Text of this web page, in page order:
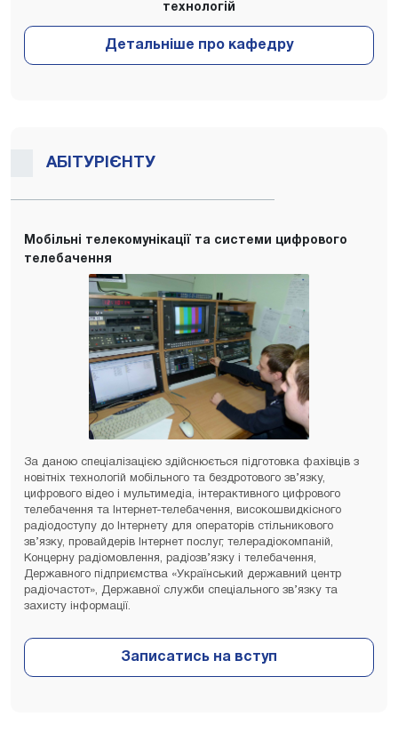
технологій
АБІТУРІЄНТУ
Мобільні телекомунікації та системи цифрового
телебачення
За даною спеціалізацією здійснюється підготовка фахівців з
новітніх технологій мобільного та бездротового зв’язку,
цифрового відео і мультимедіа, інтерактивного цифрового
телебачення та Інтернет-телебачення, високошвидкісного
радіодоступу до Інтернету для операторів стільникового
зв’язку, провайдерів Інтернет послуг, телерадіокомпаній,
Концерну радіомовлення, радіозв’язку і телебачення,
Державного підприємства «Український державний центр
радіочастот», Державної служби спеціального зв’язку та
захисту інформації.